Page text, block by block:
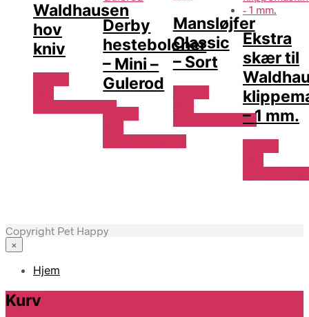
Waldhausen
hov
kniv
Derby
hestebolcher
– Mini –
Gulerod
Mansløjfer
Classic
– Sort
Travshoppen.dk
Ekstra
skær til
– 1 mm.
Copyright Pet Happy
×
Hjem
Kurv